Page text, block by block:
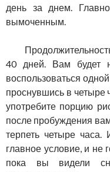
день за днем.
вымоченным.
40 дней. Вам будет
воспользоваться
проснувшись в четыре
употребите порцию
после пробуждения
терпеть четыре
главное условие, и не
пока вы видели